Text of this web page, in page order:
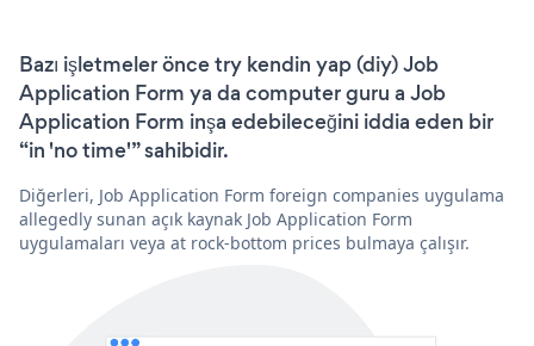
Bazı işletmeler önce try kendin yap (diy) Job
Application Form ya da computer guru a Job
Application Form inşa edebileceğini iddia eden bir
“in 'no time'” sahibidir.
Diğerleri, Job Application Form foreign companies uygulama
allegedly sunan açık kaynak Job Application Form
uygulamaları veya at rock-bottom prices bulmaya çalışır.